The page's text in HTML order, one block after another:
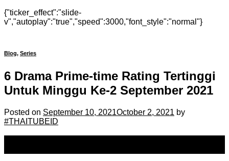
{"ticker_effect":"slide-
v","autoplay":"true","speed":3000,"font_style":"normal"}
Blog, Series
6 Drama Prime-time Rating Tertinggi
Untuk Minggu Ke-2 September 2021
Posted on September 10, 2021October 2, 2021 by
#THAITUBEID